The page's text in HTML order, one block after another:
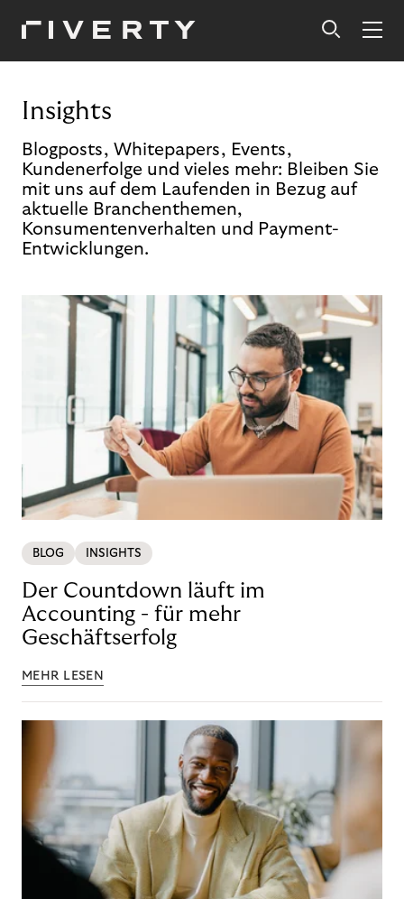
Insights
Blogposts, Whitepapers, Events,
Kundenerfolge und vieles mehr: Bleiben Sie
mit uns auf dem Laufenden in Bezug auf
aktuelle Branchenthemen,
Konsumentenverhalten und Payment-
Entwicklungen.
BLOG INSIGHTS
Der Countdown läuft im
Accounting - für mehr
Geschäftserfolg
MEHR LESEN